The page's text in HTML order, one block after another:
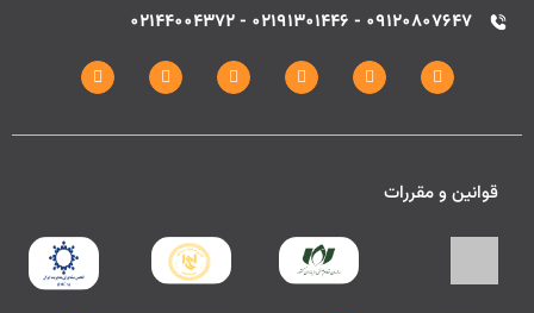
09120807647 - 02191301446 - 02144004372
قوانین و مقررات